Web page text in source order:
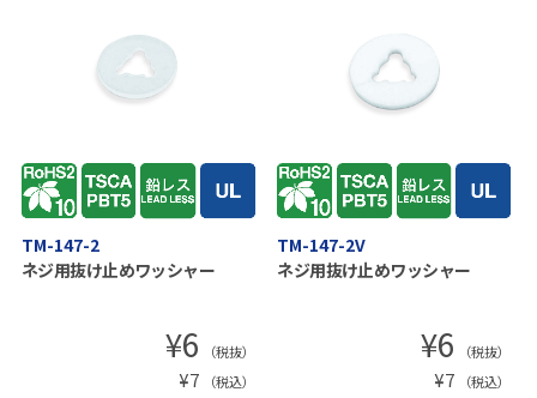
TM-147-2
ネジ用抜け止めワッシャー
¥6 （税抜）
¥7 （税込）
TM-147-2V
ネジ用抜け止めワッシャー
¥6 （税抜）
¥7 （税込）